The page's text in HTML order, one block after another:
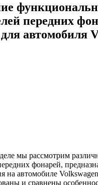
передних
автомобиля
мы рассмотрим
фонарей,
на автомобиле
и сравнены